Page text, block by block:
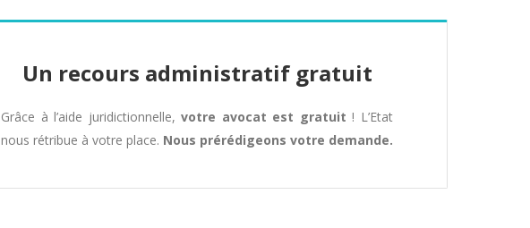
Un recours administratif gratuit
Grâce à l’aide juridictionnelle,votre avocat est gratuit ! L’Etat
nous rétribue à votre place. Nous prérédigeons votre demande.